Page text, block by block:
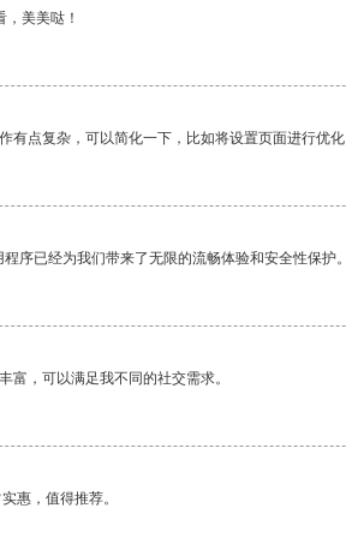
美美哒！
有点复杂，可以简化一下，比如将设置页面进行优
序已经为我们带来了无限的流畅体验和安全性保护
富，可以满足我不同的社交需求。
惠，值得推荐。